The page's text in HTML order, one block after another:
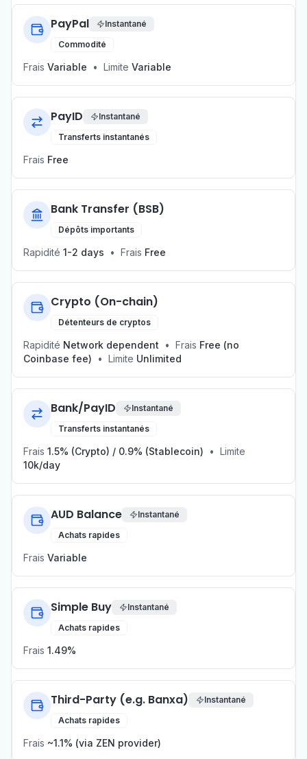
PayPal
Instantané
Commodité
Frais Variable • Limite Variable
PayID
Instantané
Transferts instantanés
Frais Free
Bank Transfer (BSB)
Dépôts importants
Rapidité 1-2 days • Frais Free
Crypto (On-chain)
Détenteurs de cryptos
Rapidité Network dependent • Frais Free (no
Coinbase fee)
• Limite Unlimited
Bank/PayID
Instantané
Transferts instantanés
Frais 1.5% (Crypto) / 0.9% (Stablecoin) • Limite
10k/day
AUD Balance
Instantané
Achats rapides
Frais Variable
Simple Buy
Instantané
Achats rapides
Frais 1.49%
Third-Party (e.g. Banxa)
Instantané
Achats rapides
Frais ~1.1% (via ZEN provider)